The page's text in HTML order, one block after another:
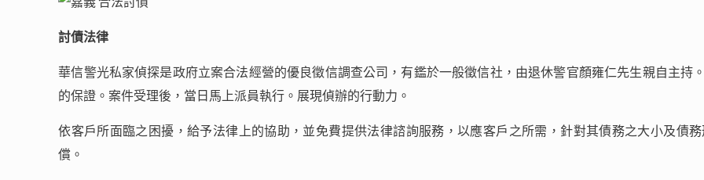
討債法律
華信警光私家偵探是政府立案合法經營的優良徵信調查公司，有鑑於一般徵信社，由退休警官顏雍仁先生親自主持
的保證。案件受理後，當日馬上派員執行。展現偵辦的行動力。
依客戶所面臨之困擾，給予法律上的協助，並免費提供法律諮詢服務，以應客戶之所需，針對其債務之大小及債
償。